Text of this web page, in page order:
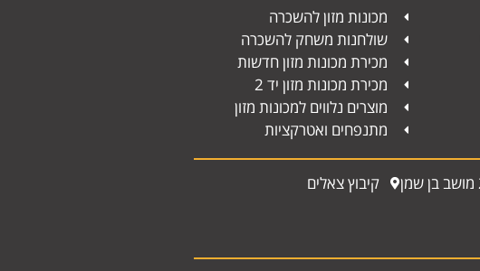
מכונות מזון להשכרה
שולחנות משחק להשכרה
מכירת מכונות מזון חדשות
מכירת מכונות מזון יד 2
מוצרים נלווים למכונות מזון
מתנפחים ואטרקציות
קיבוץ צאלים